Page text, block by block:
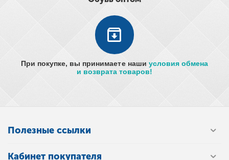
При покупке, вы принимаете наши условия обмена
и возврата товаров!
Полезные ссылки
Кабинет покупателя